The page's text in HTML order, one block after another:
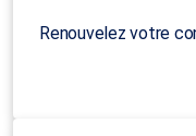
Renouvelez votre